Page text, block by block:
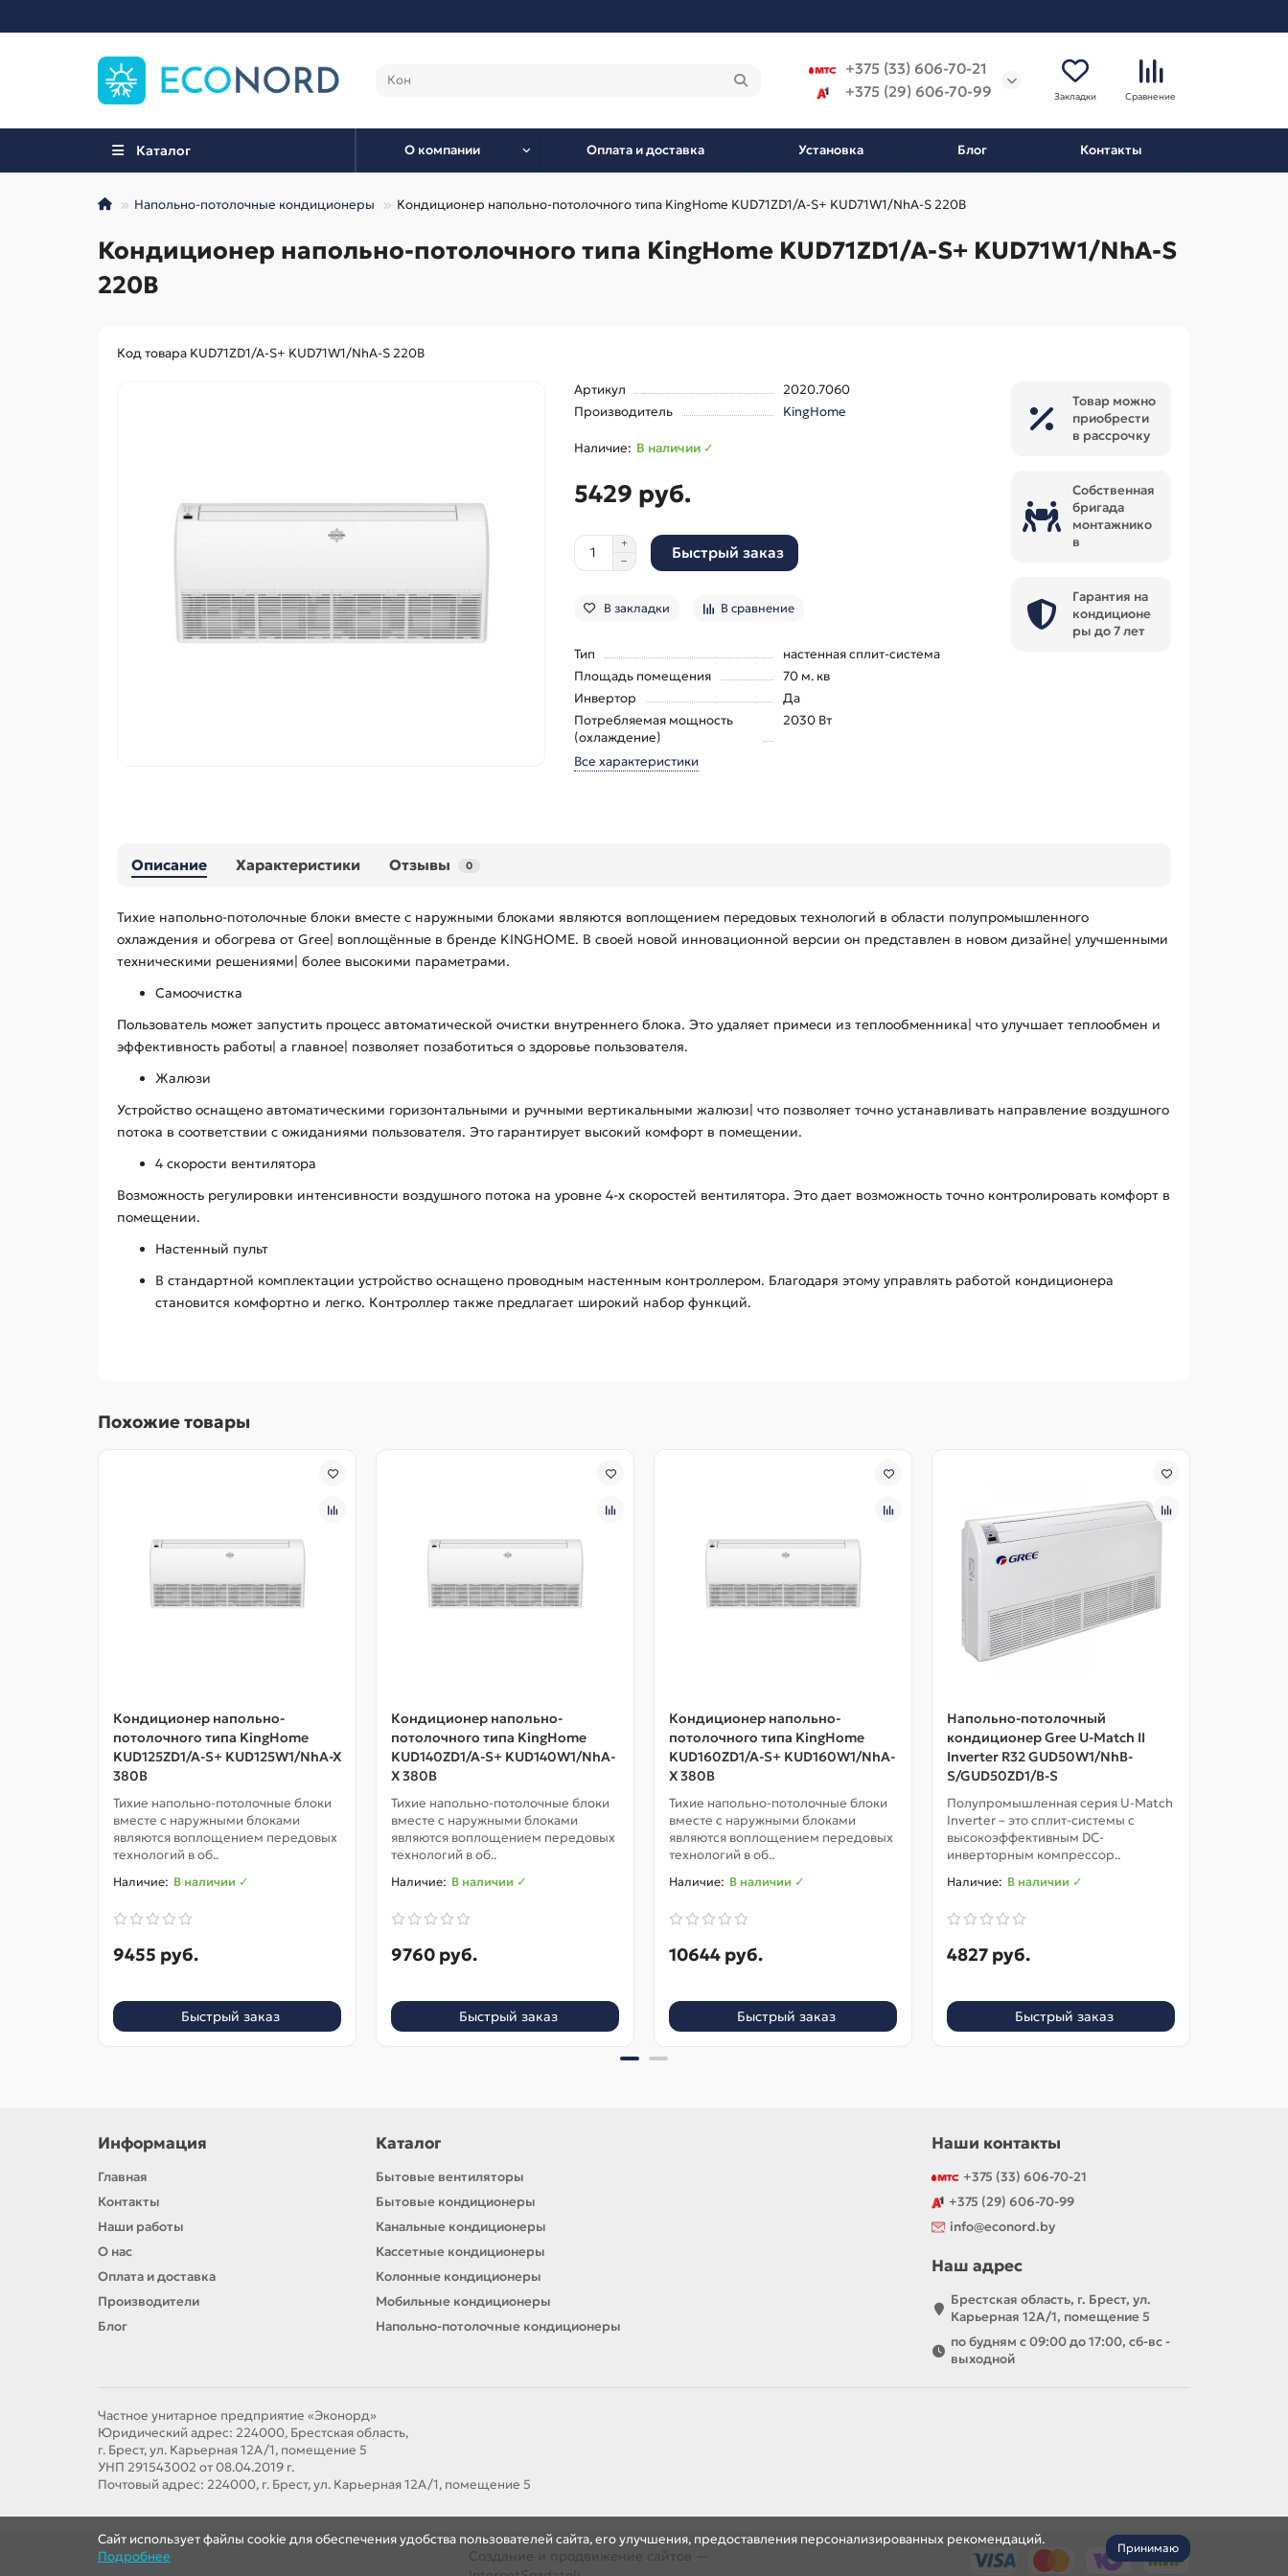
+375 (33) 606-70-21
+375 (29) 606-70-99
Закладки Сравнение
Каталог О компании Оплата и доставка Установка Блог Контакты
Напольно-потолочные кондиционеры Кондиционер напольно-потолочного типа KingHome KUD71ZD1/A-S+ KUD71W1/NhA-S 220В
Кондиционер напольно-потолочного типа KingHome KUD71ZD1/A-S+ KUD71W1/NhA-S
220В
Код товара KUD71ZD1/A-S+ KUD71W1/NhA-S 220В
Артикул
2020.7060
Производитель
KingHome
В наличии ✓
5429 руб.
Быстрый заказ
В закладки В сравнение
Тип
настенная сплит-система
Площадь помещения
70 м. кв
Инвертор
Да
Потребляемая мощность
(охлаждение)
2030 Вт
Все характеристики
Товар можно
приобрести
в рассрочку
Собственная
бригада
монтажнико
в
Гарантия на
кондиционе
ры до 7 лет
Описание Характеристики Отзывы 0
Тихие напольно-потолочные блоки вместе с наружными блоками являются воплощением передовых технологий в области полупромышленного
охлаждения и обогрева от Gree| воплощённые в бренде KINGHOME. В своей новой инновационной версии он представлен в новом дизайне| улучшенными
техническими решениями| более высокими параметрами.
Самоочистка
Пользователь может запустить процесс автоматической очистки внутреннего блока. Это удаляет примеси из теплообменника| что улучшает теплообмен и
эффективность работы| а главное| позволяет позаботиться о здоровье пользователя.
Жалюзи
Устройство оснащено автоматическими горизонтальными и ручными вертикальными жалюзи| что позволяет точно устанавливать направление воздушного
потока в соответствии с ожиданиями пользователя. Это гарантирует высокий комфорт в помещении.
4 скорости вентилятора
Возможность регулировки интенсивности воздушного потока на уровне 4-х скоростей вентилятора. Это дает возможность точно контролировать комфорт в
помещении.
Настенный пульт
В стандартной комплектации устройство оснащено проводным настенным контроллером. Благодаря этому управлять работой кондиционера
становится комфортно и легко. Контроллер также предлагает широкий набор функций.
Похожие товары
Кондиционер напольно-
потолочного типа KingHome
KUD125ZD1/A-S+ KUD125W1/NhA-X
380В
Тихие напольно-потолочные блоки
вместе с наружными блоками
являются воплощением передовых
технологий в об..
В наличии ✓
9455 руб.
Быстрый заказ
Кондиционер напольно-
потолочного типа KingHome
KUD140ZD1/A-S+ KUD140W1/NhA-
X 380В
Тихие напольно-потолочные блоки
вместе с наружными блоками
являются воплощением передовых
технологий в об..
В наличии ✓
9760 руб.
Быстрый заказ
Кондиционер напольно-
потолочного типа KingHome
KUD160ZD1/A-S+ KUD160W1/NhA-
X 380В
Тихие напольно-потолочные блоки
вместе с наружными блоками
являются воплощением передовых
технологий в об..
В наличии ✓
10644 руб.
Быстрый заказ
Напольно-потолочный
кондиционер Gree U-Match II
Inverter R32 GUD50W1/NhB-
S/GUD50ZD1/B-S
Полупромышленная серия U-Match
Inverter – это сплит-системы с
высокоэффективным DC-
инверторным компрессор..
В наличии ✓
4827 руб.
Быстрый заказ
Сайт использует файлы cookie для обеспечения удобства пользователей сайта, его улучшения, предоставления персонализированных рекомендаций.
Подробнее
Принимаю
Информация
Главная
Контакты
Наши работы
О нас
Оплата и доставка
Производители
Блог
Каталог
Бытовые вентиляторы
Бытовые кондиционеры
Канальные кондиционеры
Кассетные кондиционеры
Колонные кондиционеры
Мобильные кондиционеры
Напольно-потолочные кондиционеры
Наши контакты
+375 (33) 606-70-21
+375 (29) 606-70-99
info@econord.by
Наш адрес
Брестская область, г. Брест, ул.
Карьерная 12А/1, помещение 5
по будням с 09:00 до 17:00, сб-вс -
выходной
Частное унитарное предприятие «Эконорд»
Юридический адрес: 224000, Брестская область,
г. Брест, ул. Карьерная 12А/1, помещение 5
УНП 291543002 от 08.04.2019 г.
Почтовый адрес: 224000, г. Брест, ул. Карьерная 12А/1, помещение 5
Создание и продвижение сайтов —